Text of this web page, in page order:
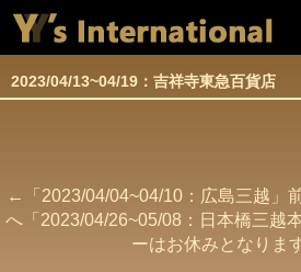
2023/04/13~04/19：吉祥寺東急百貨店
←「 2023/04/04~04/10：広島三越 」
へ「 2023/04/26~05/08：日本橋三越
ーはお休みとなりま